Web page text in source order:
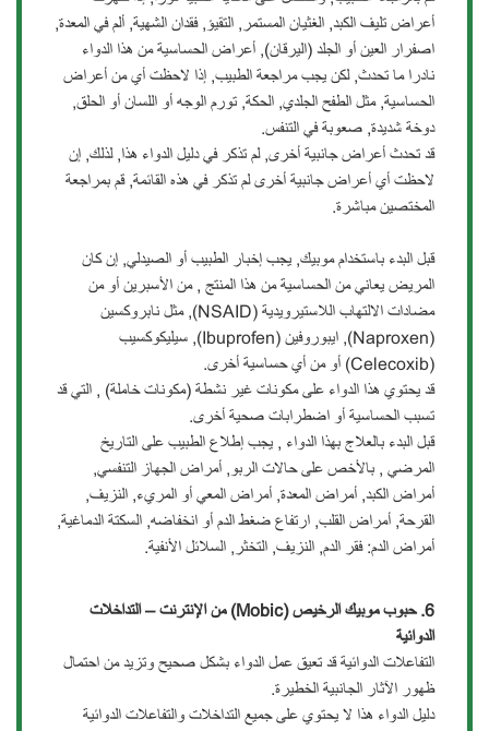
أعراض تليف الكبد, الغثيان المستمر, التقيؤ, فقدان الشهية, ألم في المعدة,
اصفرار العين أو الجلد (اليرقان), أعراض الحساسية من هذا الدواء
نادرا ما تحدث, لكن يجب مراجعة الطبيب, إذا لاحظت أي من أعراض
الحساسية, مثل الطفح الجلدي, الحكة, تورم الوجه أو اللسان أو الحلق,
دوخة شديدة, صعوبة في التنفس.
قد تحدث أعراض جانبية أخرى, لم تذكر في دليل الدواء هذا, لذلك, إن
لاحظت أي أعراض جانبية أخرى لم تذكر في هذه القائمة, قم بمراجعة
المختصين مباشرة.
قبل البدء باستخدام موبيك, يجب إخبار الطبيب أو الصيدلي, إن كان
المريض يعاني من الحساسية من هذا المنتج , من الأسبرين أو من
مضادات الالتهاب اللاستيرويدية (NSAID), مثل نابروكسين
(Naproxen), ايبوروفين (Ibuprofen), سيليكوكسيب
(Celecoxib) أو من أي حساسية أخرى.
قد يحتوي هذا الدواء على مكونات غير نشطة (مكونات خاملة) , التي قد
تسبب الحساسية أو اضطرابات صحية أخرى.
قبل البدء بالعلاج بهذا الدواء , يجب إطلاع الطبيب على التاريخ
المرضي , بالأخص على حالات الربو, أمراض الجهاز التنفسي,
أمراض الكبد, أمراض المعدة, أمراض المعي أو المريء, النزيف,
القرحة, أمراض القلب, ارتفاع ضغط الدم أو انخفاضه, السكتة الدماغية,
أمراض الدم: فقر الدم, النزيف, التخثر, السلائل الأنفية.
6. حبوب موبيك الرخيص (Mobic)
من الإنترنت – التداخلات
الدوائية
التفاعلات الدوائية قد تعيق عمل الدواء بشكل صحيح وتزيد من احتمال
ظهور الآثار الجانبية الخطيرة.
دليل الدواء هذا لا يحتوي على جميع التداخلات والتفاعلات الدوائية